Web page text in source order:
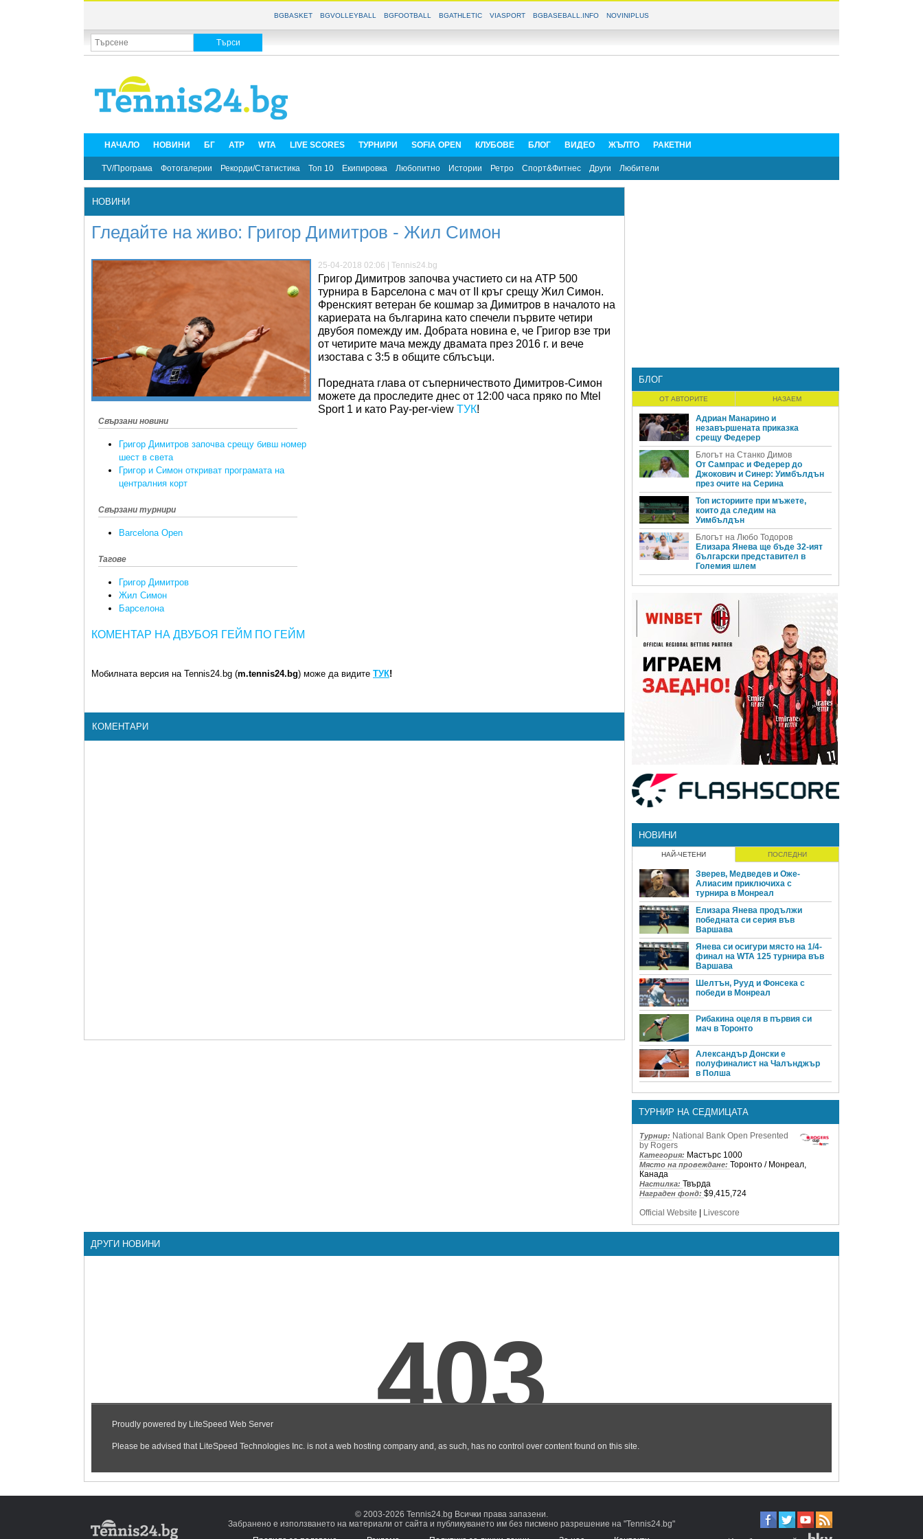
BGBASKET BGVOLLEYBALL BGFOOTBALL BGATHLETIC VIASPORT BGBASEBALL.INFO NOVINIPLUS
НАЧАЛО НОВИНИ БГ ATP WTA LIVE SCORES ТУРНИРИ SOFIA OPEN КЛУБОВЕ БЛОГ ВИДЕО ЖЪЛТО РАКЕТНИ
TV/Програма Фотогалерии Рекорди/Статистика Топ 10 Екипировка Любопитно Истории Ретро Спорт&Фитнес Други Любители
НОВИНИ
Гледайте на живо: Григор Димитров - Жил Симон
Свързани новини
Григор Димитров започва срещу бивш номер
шест в света
Григор и Симон откриват програмата на
централния корт
Свързани турнири
Barcelona Open
Тагове
Григор Димитров
Жил Симон
Барселона
25-04-2018 02:06 | Tennis24.bg
Григор Димитров започва участието си на ATP 500
турнира в Барселона с мач от II кръг срещу Жил Симон.
Френският ветеран бе кошмар за Димитров в началото на
кариерата на българина като спечели първите четири
двубоя помежду им. Добрата новина е, че Григор взе три
от четирите мача между двамата през 2016 г. и вече
изостава с 3:5 в общите сблъсъци.
Поредната глава от съперничеството Димитров-Симон
можете да проследите днес от 12:00 часа пряко по Mtel
Sport 1 и като Pay-per-view ТУК!
КОМЕНТАР НА ДВУБОЯ ГЕЙМ ПО ГЕЙМ
Мобилната версия на Tennis24.bg (m.tennis24.bg) може да видите ТУК!
КОМЕНТАРИ
БЛОГ
ОТ АВТОРИТЕ НАЗАЕМ
Адриан Манарино и
незавършената приказка
срещу Федерер
Блогът на Станко Димов
От Сампрас и Федерер до
Джокович и Синер: Уимбълдън
през очите на Серина
Топ историите при мъжете,
които да следим на
Уимбълдън
Блогът на Любо Тодоров
Елизара Янева ще бъде 32-ият
български представител в
Големия шлем
НОВИНИ
НАЙ-ЧЕТЕНИ ПОСЛЕДНИ
Зверев, Медведев и Оже-
Алиасим приключиха с
турнира в Монреал
Елизара Янева продължи
победната си серия във
Варшава
Янева си осигури място на 1/4-
финал на WTA 125 турнира във
Варшава
Шелтън, Рууд и Фонсека с
победи в Монреал
Рибакина оцеля в първия си
мач в Торонто
Александър Донски е
полуфиналист на Чалънджър
в Полша
ТУРНИР НА СЕДМИЦАТА
Турнир: National Bank Open Presented
by Rogers
Категория: Мастърс 1000
Място на провеждане: Торонто / Монреал,
Канада
Настилка: Твърда
Награден фонд: $9,415,724
Official Website
Livescore
ДРУГИ НОВИНИ
© 2003-2026 Tennis24.bg Всички права запазени.
Забранено е използването на материали от сайта и публикуването им без писмено разрешение на "Tennis24.bg"